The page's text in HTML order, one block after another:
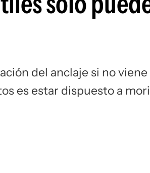
del anclaje si no
es estar dispuesto a